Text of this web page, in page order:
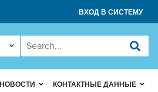
ВХОД В СИСТЕМУ
НОВОСТИ КОНТАКТНЫЕ ДАННЫЕ